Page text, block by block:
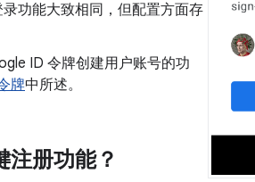
功能大致相同，但配置方面存
ID 令牌创建用户账号的功
牌中所述。
注册功能？